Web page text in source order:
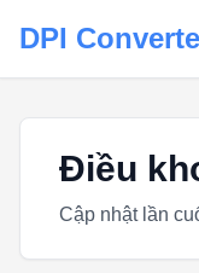
DPI
Điều
Cập nhật lần